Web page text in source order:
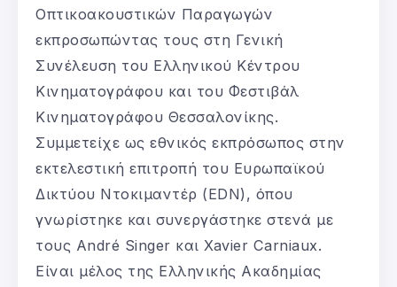
Οπτικοακουστικών Παραγωγών
εκπροσωπώντας τους στη Γενική
Συνέλευση του Ελληνικού Κέντρου
Κινηματογράφου και του Φεστιβάλ
Κινηματογράφου Θεσσαλονίκης.
Συμμετείχε ως εθνικός εκπρόσωπος στην
εκτελεστική επιτροπή του Ευρωπαϊκού
Δικτύου Ντοκιμαντέρ (EDN), όπου
γνωρίστηκε και συνεργάστηκε στενά με
τους André Singer και Xavier Carniaux.
Είναι μέλος της Ελληνικής Ακαδημίας